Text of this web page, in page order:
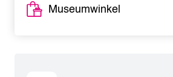
Museumwinkel